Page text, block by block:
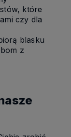
które
czy dla
blasku
z